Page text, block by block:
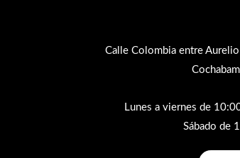
Calle Colombia entre
Lunes a viernes de
Sábado de